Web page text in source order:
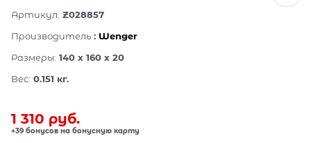
Артикул: Z028857
Производитель : Wenger
Размеры: 140 x 160 x 20
Вес: 0.151 кг.
1 310 руб.
+39 бонусов на бонусную карту